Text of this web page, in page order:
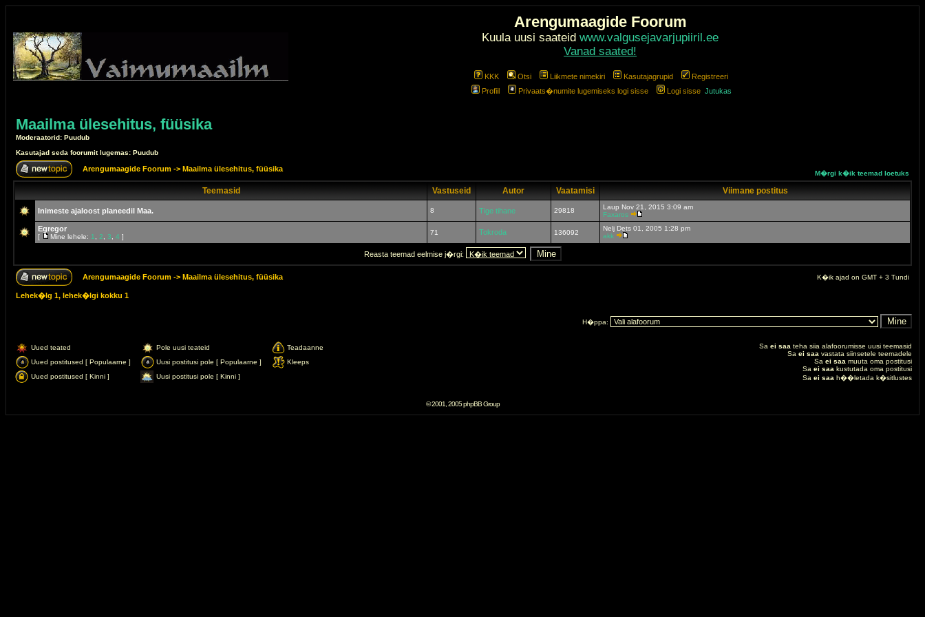
Arengumaagide Foorum
Kuula uusi saateid www.valgusejavarjupiiril.ee
Vanad saated!
KKK Otsi Liikmete nimekiri Kasutajagrupid
Registreeri
Profiil
Privaats�numite lugemiseks logi sisse Logi sisse Jutukas
Maailma ülesehitus, füüsika
Moderaatorid: Puudub
Kasutajad seda foorumit lugemas: Puudub
Arengumaagide Foorum -> Maailma ülesehitus, füüsika
M�rgi k�ik teemad loetuks
Teemasid Vastuseid Autor Vaatamisi Viimane postitus
Inimeste ajaloost planeedil Maa. 8 Tige tihane 29818
Laup Nov 21, 2015 3:09 am
Faxaros
Egregor
[ Mine lehele: 1 2 3 4 ]
71 Tokroda 136092
Nelj Dets 01, 2005 1:28 pm
akk
Reasta teemad eelmise j�rgi:
Arengumaagide Foorum -> Maailma ülesehitus, füüsika K�ik ajad on GMT + 3 Tundi
Lehek�lg 1, lehek�lgi kokku 1
H�ppa:
Uued teated Pole uusi teateid
Teadaanne
Uued postitused [ Populaarne ]
Uusi postitusi pole [ Populaarne ]
Kleeps
Uued postitused [ Kinni ]
Uusi postitusi pole [ Kinni ]
Sa ei saa teha siia alafoorumisse uusi teemasid
Sa ei saa vastata siinsetele teemadele
Sa ei saa muuta oma postitusi
Sa ei saa kustutada oma postitusi
Sa ei saa h��letada k�sitlustes
© 2001, 2005 phpBB Group